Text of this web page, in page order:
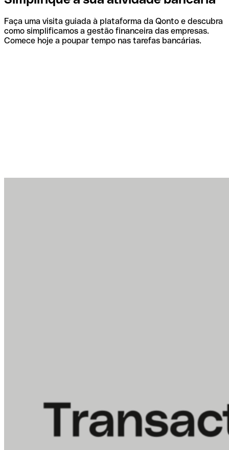
Faça uma visita guiada à plataforma da Qonto e descubra
como simplificamos a gestão financeira das empresas.
Comece hoje a poupar tempo nas tarefas bancárias.